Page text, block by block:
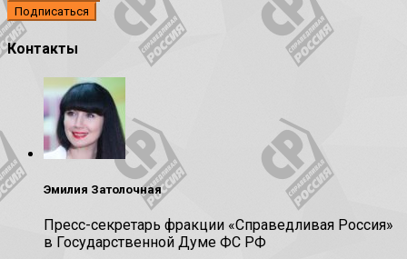
Контакты
Эмилия Затолочная
Пресс-секретарь фракции «Справедливая Россия»
в Государственной Думе ФС РФ